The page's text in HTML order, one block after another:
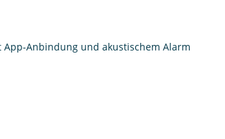
App-Anbindung und akustischem Alarm